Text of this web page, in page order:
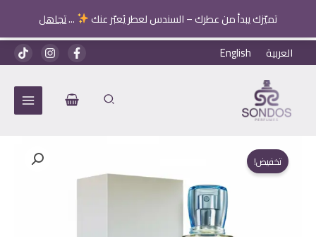
تميّزك يبدأ من عطرك – السندس لعطر يُعبّر عنك ...تجاهل
تخطي
إلى
العربية English
تخفيض!
Raindrops